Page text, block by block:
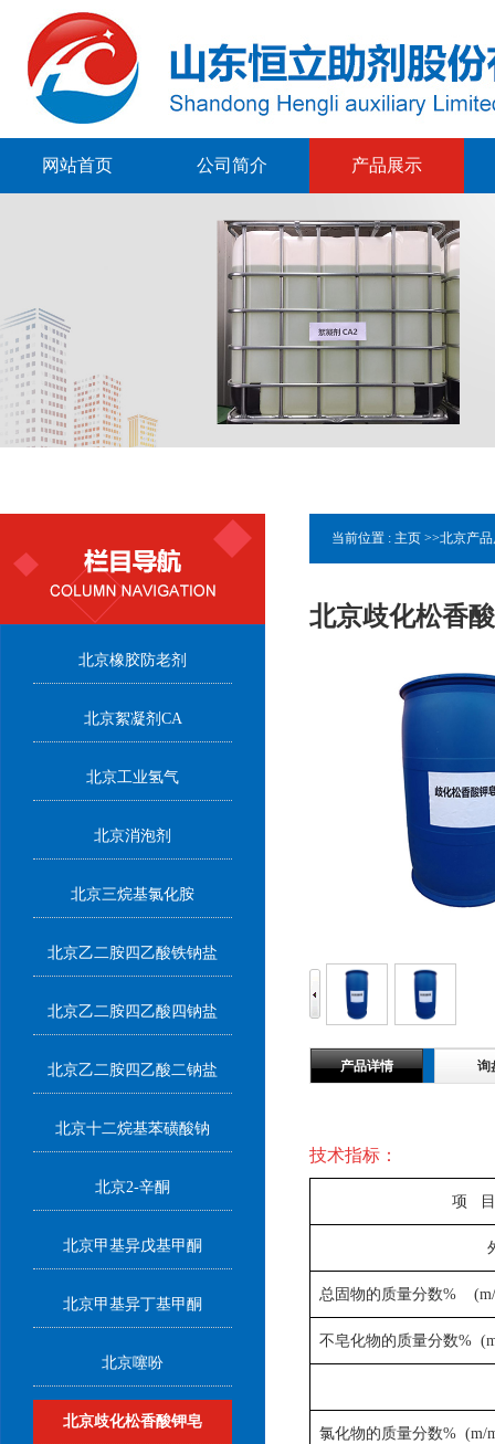
网站首页 公司简介 产品展示
北京橡胶防老剂
北京絮凝剂CA
北京工业氢气
北京消泡剂
北京三烷基氯化胺
北京乙二胺四乙酸铁钠盐
北京乙二胺四乙酸四钠盐
北京乙二胺四乙酸二钠盐
北京十二烷基苯磺酸钠
北京2-辛酮
北京甲基异戊基甲酮
北京甲基异丁基甲酮
北京噻吩
北京歧化松香酸钾皂
当前位置 : 主页 >>北京产
北京歧化松香
产品详情 询
技术指标：
项
总固物的质量分数%
不皂化物的质量分数%
氯化物的质量分数% (m/